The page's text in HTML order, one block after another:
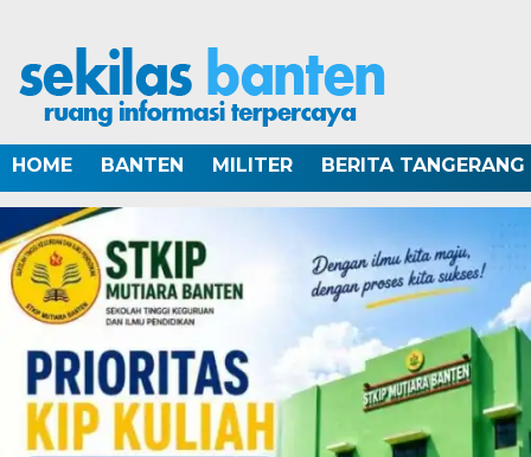
HOME BANTEN MILITER BERITA TANGERANG